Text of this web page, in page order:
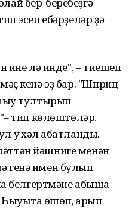
эсеп ебəрҙелəр ҙə
ине лə инде", – тиешеп
кенə эҙ бар. "Шприц
тултырып
тип кɵлɵштɵлəр.
хəл ҡабатланды.
йəшниге менəн
генə имен булып
белгертмəне абышҡа
ɵшɵп, арып